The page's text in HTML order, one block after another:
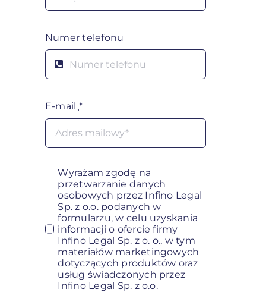
Numer telefonu
E-mail *
Wyrażam zgodę na
przetwarzanie danych
osobowych przez Infino Legal
Sp. z o.o. podanych w
formularzu, w celu uzyskania
informacji o ofercie firmy
Infino Legal Sp. z o. o., w tym
materiałów marketingowych
dotyczących produktów oraz
usług świadczonych przez
Infino Legal Sp. z o.o.